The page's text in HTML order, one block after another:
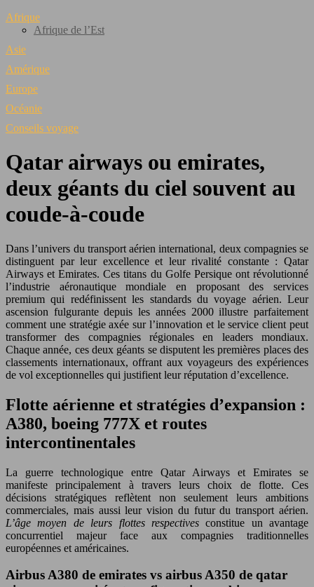
Afrique
Afrique de l’Est
Asie
Amérique
Europe
Océanie
Conseils voyage
Qatar airways ou emirates,
deux géants du ciel souvent au
coude-à-coude
Dans l’univers du transport aérien international, deux compagnies se
distinguent par leur excellence et leur rivalité constante : Qatar
Airways et Emirates. Ces titans du Golfe Persique ont révolutionné
l’industrie aéronautique mondiale en proposant des services
premium qui redéfinissent les standards du voyage aérien. Leur
ascension fulgurante depuis les années 2000 illustre parfaitement
comment une stratégie axée sur l’innovation et le service client peut
transformer des compagnies régionales en leaders mondiaux.
Chaque année, ces deux géants se disputent les premières places des
classements internationaux, offrant aux voyageurs des expériences
de vol exceptionnelles qui justifient leur réputation d’excellence.
Flotte aérienne et stratégies d’expansion :
A380, boeing 777X et routes
intercontinentales
La guerre technologique entre Qatar Airways et Emirates se
manifeste principalement à travers leurs choix de flotte. Ces
décisions stratégiques reflètent non seulement leurs ambitions
commerciales, mais aussi leur vision du futur du transport aérien.
L’âge moyen de leurs flottes respectivesconstitue un avantage
concurrentiel majeur face aux compagnies traditionnelles
européennes et américaines.
Airbus A380 de emirates vs airbus A350 de qatar